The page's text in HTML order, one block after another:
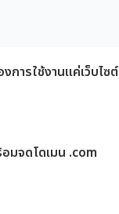
การใช้งานแค่เว็บไซต์
มจดโดเมน .com